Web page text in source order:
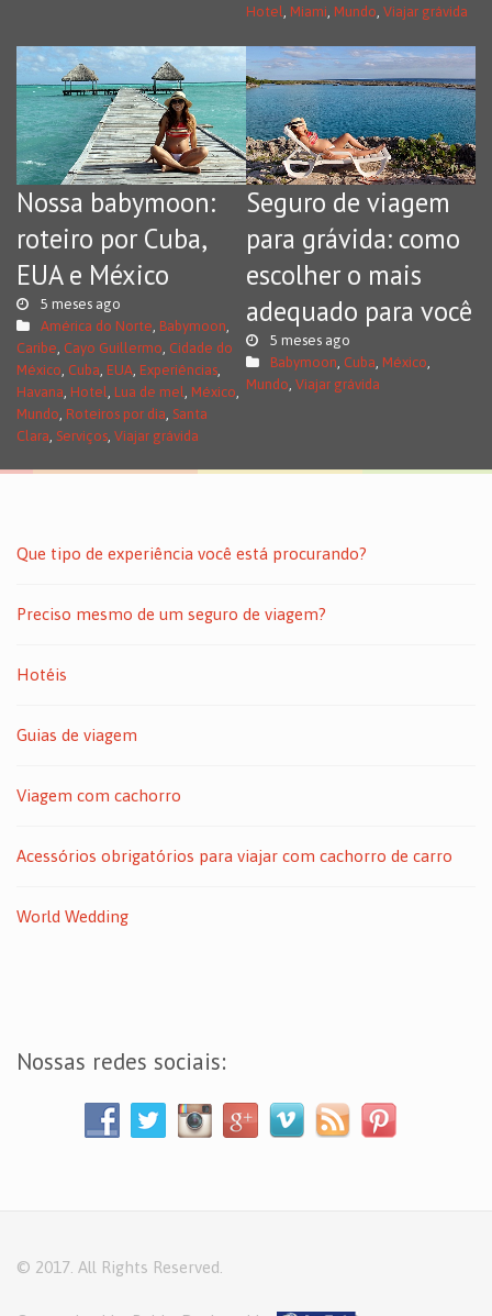
Hotel, Miami, Mundo, Viajar grávida
Nossa babymoon:
roteiro por Cuba,
EUA e México
5 meses ago
América do Norte Babymoon
Caribe Cayo Guillermo Cidade do
México Cuba EUA Experiências
Havana Hotel Lua de mel México
Mundo Roteiros por dia Santa
Clara Serviços Viajar grávida
Seguro de viagem
para grávida: como
escolher o mais
adequado para você
5 meses ago
Babymoon Cuba México
Mundo Viajar grávida
Que tipo de experiência você está procurando?
Preciso mesmo de um seguro de viagem?
Hotéis
Guias de viagem
Viagem com cachorro
Acessórios obrigatórios para viajar com cachorro de carro
World Wedding
Nossas redes sociais:
© 2017. All Rights Reserved.